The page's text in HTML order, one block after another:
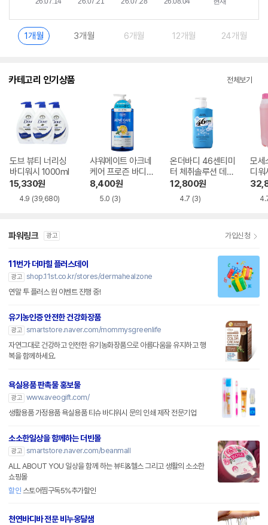
1개월 3개월 6개월 12개월 24개월
카테고리 인기상품 전체보기
도브 뷰티 너리싱
바디워시 1000ml
15,330원
4.9 (39,680)
샤워메이트 아크네
케어 프로즌 바디워
시 800g
8,400원
5.0 (3)
온더바디 46센티미
터 체취솔루션 데오
드란트 약산성 쿨링
바디워시 아이스 블
라스트 600ml
12,800원
4.7 (3)
모세
디워
파워링크 광고 가입신청
11번가 더마힐 플러스데이
광고 shop.11st.co.kr/stores/dermahealzone
연말 투 플러스 원 이벤트 진행 중!
유기농인증 안전한 건강화장품
광고 smartstore.naver.com/mommysgreenlife
자연그대로 건강하고 안전한 유기농화장품으로 아름다움을 유지하고 행
복을 함께하세요.
욕실용품 판촉물 홍보물
광고 www.aveogift.com/
생활용품 가정용품 욕실용품 티슈 바디워시 문의 인쇄 제작 전문기업
소소한일상을 함께하는 더빈몰
광고 smartstore.naver.com/beanmall
ALL ABOUT YOU 일상을 함께 하는 뷰티&헬스 그리고 생활의 소소한
쇼핑몰
할인 스토어찜구독5%추가할인
천연바디바 전문 비누옹달샘